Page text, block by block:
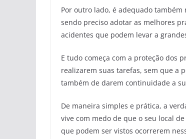
Por outro lado, é adequado
sendo preciso adotar as melhores
acidentes que podem levar a
E tudo começa com a proteção dos
realizarem suas tarefas, sem que a
também de darem continuidade a
De maneira simples e prática, a
vive com medo de que o seu local
que podem ser vistos ocorrerem